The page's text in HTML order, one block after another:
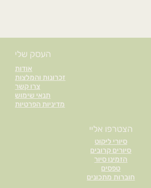
אודות
זכרונות והמלצות
צרו קשר
תנאי שימוש
מדיניות הפרטיות
העסק שלי
סיורי ליקוט
סיורים קרובים
הזמינו סיור
טפסים
חוברות מתכונים
הצטרפו אליי